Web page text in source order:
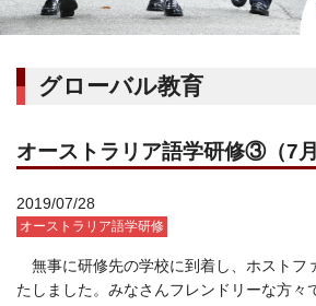
グローバル教育
オーストラリア語学研修③（7月
2019/07/28
オーストラリア語学研修
無事に研修先の学校に到着し、ホストフ
たしました。みなさんフレンドリーな方々